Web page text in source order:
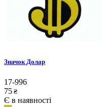
Значок Долар
17-996
75 ₴
Є в наявності